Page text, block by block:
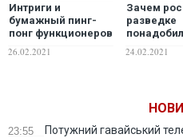
Интриги и
бумажный пинг-
понг функционеров
отечественному
26.02.2021
Зачем
разведке
"Оплот"
24.02.2021
23:55
Потужний гавайський